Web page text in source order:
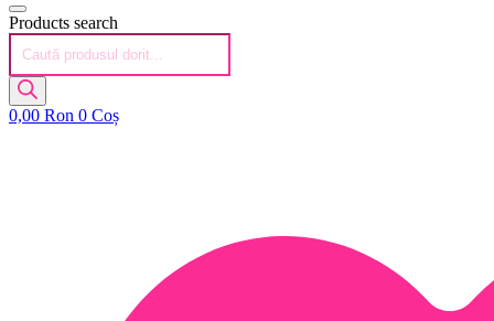
Products search
0,00 Ron 0 Coș